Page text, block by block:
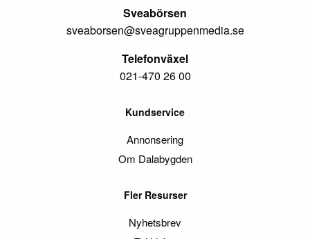
Sveabörsen
sveaborsen@sveagruppenmedia.se
Telefonväxel
021-470 26 00
Kundservice
Annonsering
Om Dalabygden
Fler Resurser
Nyhetsbrev